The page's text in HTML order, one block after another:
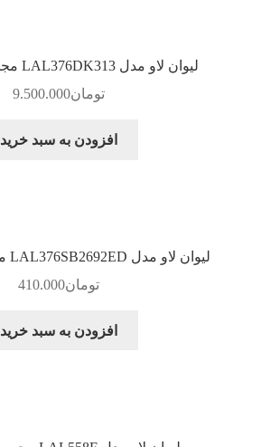
لیوان لاو مدل LAL376DK313 مجموعه 6 عددی
تومان9.500.000
افزودن به سبد خرید
لیوان لاو مدل LAL376SB2692ED مجموعه 6 عددی
تومان410.000
افزودن به سبد خرید